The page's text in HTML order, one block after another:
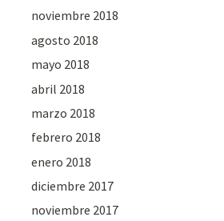
noviembre 2018
agosto 2018
mayo 2018
abril 2018
marzo 2018
febrero 2018
enero 2018
diciembre 2017
noviembre 2017